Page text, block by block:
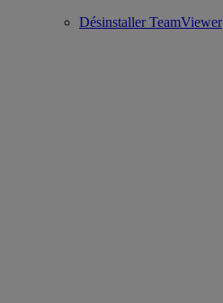
Désinstaller TeamViewer